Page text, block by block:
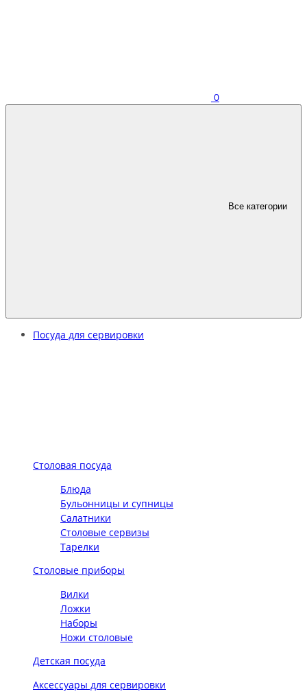
0
Все категории
Посуда для сервировки
Столовая посуда
Блюда
Бульонницы и супницы
Салатники
Столовые сервизы
Тарелки
Столовые приборы
Вилки
Ложки
Наборы
Ножи столовые
Детская посуда
Аксессуары для сервировки